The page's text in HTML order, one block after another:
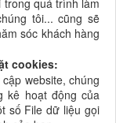
quá trình làm
tôi... cũng sẽ
sóc khách hàng
cookies:
website, chúng
kê hoạt động của
số File dữ liệu gọi